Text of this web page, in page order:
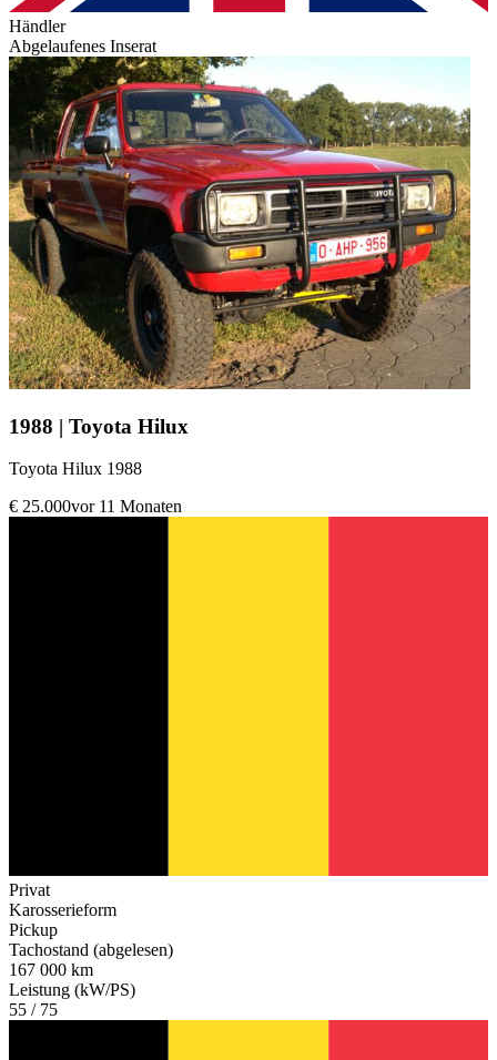
Händler
Abgelaufenes Inserat
1988 | Toyota Hilux
Toyota Hilux 1988
€ 25.000vor 11 Monaten
Privat
Karosserieform
Pickup
Tachostand (abgelesen)
167 000 km
Leistung (kW/PS)
55 / 75